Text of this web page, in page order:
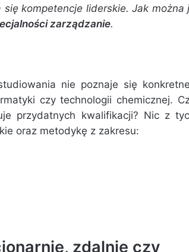
kompetencje liderskie. Jak można
zarządzanie.
nie poznaje się
czy technologii chemicznej.
przydatnych kwalifikacji? Nic z
oraz metodykę z zakresu:
zdalnie czy